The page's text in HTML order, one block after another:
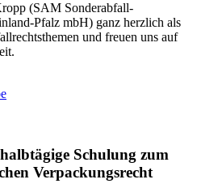
(SAM Sonderabfall-
Pfalz mbH) ganz herzlich als
und freuen uns auf
Schulung zum
Verpackungsrecht